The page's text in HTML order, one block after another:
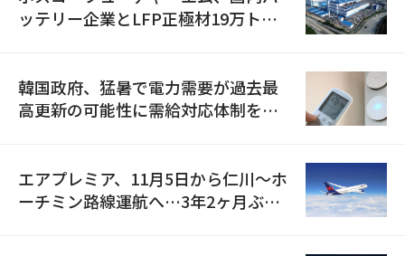
ッテリー企業とLFP正極材19万トン
韓国政府、猛暑で電力需要が過去最
高更新の可能性に需給対応体制を点
エアプレミア、11月5日から仁川〜ホ
ーチミン路線運航へ…3年2ヶ月ぶり